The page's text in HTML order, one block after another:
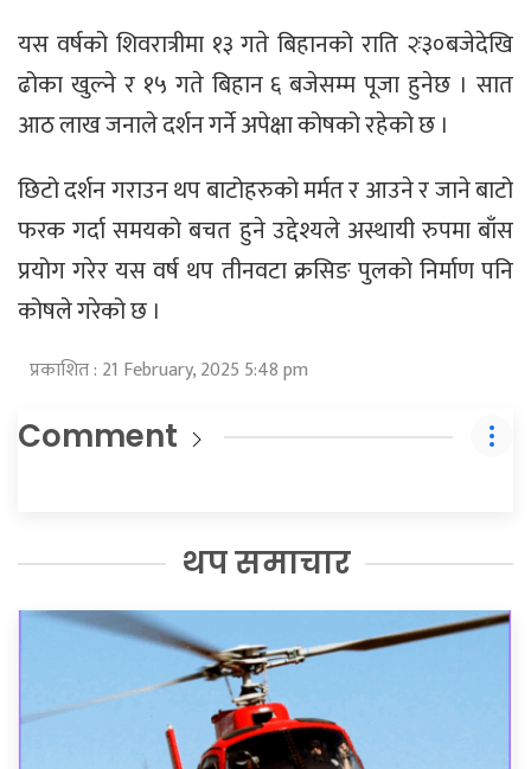
यस वर्षको शिवरात्रीमा १३ गते बिहानको राति २ः३०बजेदेखि
ढोका खुल्ने र १५ गते बिहान ६ बजेसम्म पूजा हुनेछ । सात
आठ लाख जनाले दर्शन गर्ने अपेक्षा कोषको रहेको छ ।
छिटो दर्शन गराउन थप बाटोहरुको मर्मत र आउने र जाने बाटो
फरक गर्दा समयको बचत हुने उद्देश्यले अस्थायी रुपमा बाँस
प्रयोग गरेर यस वर्ष थप तीनवटा क्रसिङ पुलको निर्माण पनि
कोषले गरेको छ ।
प्रकाशित : 21 February, 2025 5:48 pm
Comment
थप समाचार